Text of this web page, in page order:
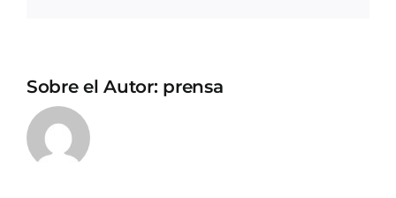
Sobre el Autor: prensa